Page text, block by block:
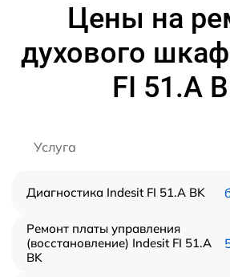
Цены на
духового
FI 51.A
Услуга
Диагностика Indesit FI 51.A BK
Ремонт платы управления
(восстановление) Indesit FI 51.A
BK